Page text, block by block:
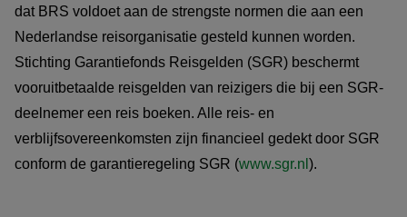
dat BRS voldoet aan de strengste normen die aan een
Nederlandse reisorganisatie gesteld kunnen worden.
Stichting Garantiefonds Reisgelden (SGR) beschermt
vooruitbetaalde reisgelden van reizigers die bij een SGR-
deelnemer een reis boeken. Alle reis- en
verblijfsovereenkomsten zijn financieel gedekt door SGR
conform de garantieregeling SGR (www.sgr.nl ).